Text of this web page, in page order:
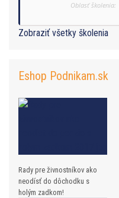
Oblasť školenia:
Zobraziť všetky školenia
Eshop Podnikam.sk
Rady pre živnostníkov ako
neodísť do dôchodku s
holým zadkom!